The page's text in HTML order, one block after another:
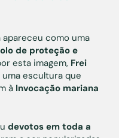
apareceu como uma
de proteção e
esta imagem, Frei
escultura que
à Invocação mariana
devotos em toda a